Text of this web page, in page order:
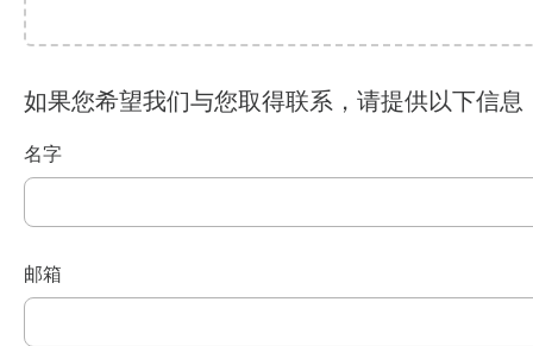
如果您希望我们与您取得联系，请提供以下信息
名字
邮箱